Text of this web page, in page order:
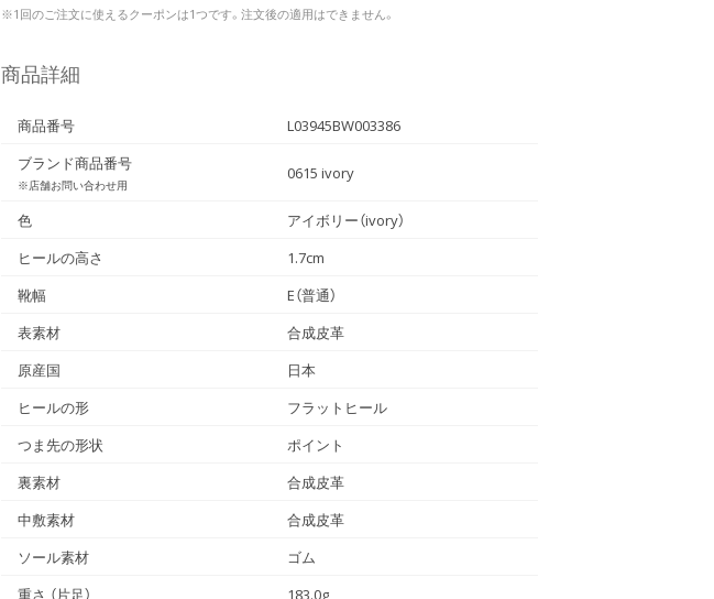
※1回のご注文に使えるクーポンは1つです。注文後の適用はできません。
商品詳細
商品番号
L03945BW003386
ブランド商品番号
※店舗お問い合わせ用
0615 ivory
色
アイボリー（ivory）
ヒールの高さ
1.7cm
靴幅
E（普通）
表素材
合成皮革
原産国
日本
ヒールの形
フラットヒール
つま先の形状
ポイント
裏素材
合成皮革
中敷素材
合成皮革
ソール素材
ゴム
重さ （片足）
183.0g